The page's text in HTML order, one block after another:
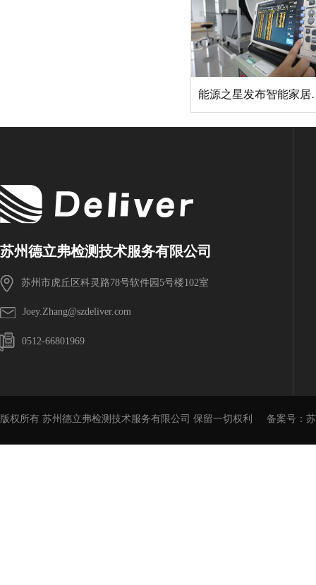
能源之
苏州德立弗检测技术服务有限公司
苏州市虎丘区科灵路78号软件园5号楼102室
Joey.Zhang@szdeliver.com
0512-66801969
版权所有 苏州德立弗检测技术服务有限公司 保留一切权利 备案号：